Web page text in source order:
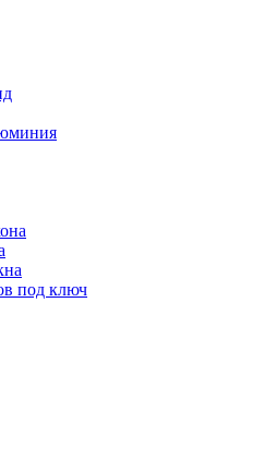
под ключ